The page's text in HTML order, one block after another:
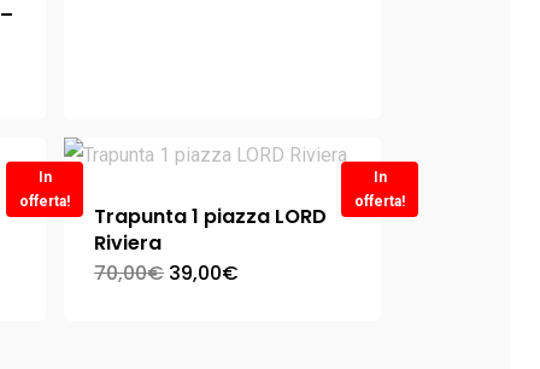
In
offerta!
In
offerta!
Trapunta 1 piazza LORD
Riviera
70,00€ 39,00€